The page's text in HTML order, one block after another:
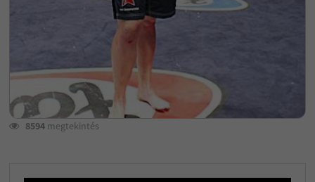
8594megtekintés